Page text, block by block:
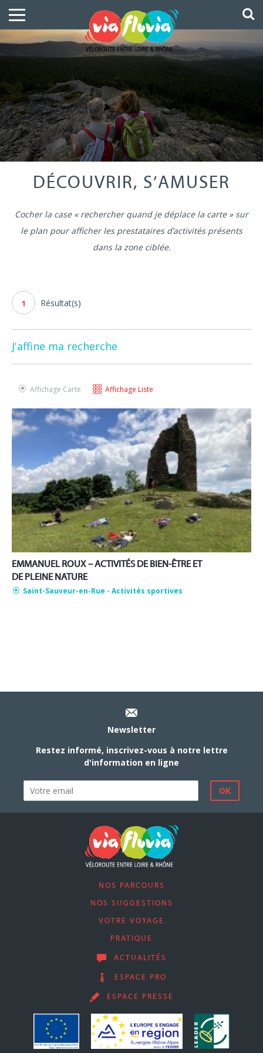
DÉCOUVRIR, S’AMUSER
Cocher la case « rechercher quand je déplace la carte » sur
le plan pour afficher les prestataires d’activités présents
dans la zone ciblée.
1 Résultat(s)
J'affine ma recherche
Affichage Carte Affichage Liste
EMMANUEL ROUX – ACTIVITÉS DE BIEN-ÊTRE ET
DE PLEINE NATURE
Saint-Sauveur-en-Rue - Activités sportives
Newsletter
Restez informé, inscrivez-vous à notre lettre
d'information en ligne
NOS PARCOURS
NOS SUGGESTIONS
VOTRE VOYAGE
PRATIQUE
ACTUALITÉS
ESPACE PRO
ESPACE PRESSE